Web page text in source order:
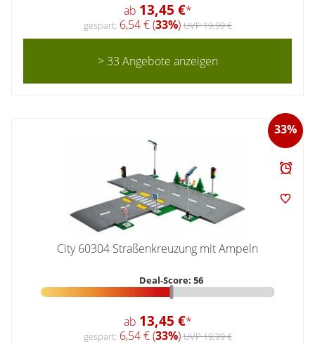
ab 13,45 €*
gespart: 6,54 € (33%)UVP 19,99 €
> 33 Angebote anzeigen
33%
City 60304 Straßenkreuzung mit Ampeln
Deal-Score: 56
ab 13,45 €*
gespart: 6,54 € (33%)UVP 19,99 €